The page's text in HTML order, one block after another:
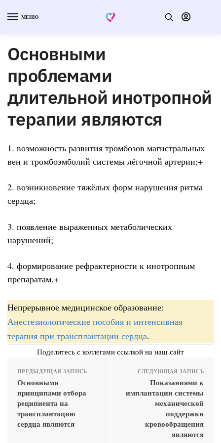
МЕНЮ
Основными
проблемами
длительной инотропной
терапии являются
1. возможность развития тромбозов магистральных
вен и тромбоэмболий системы лёгочной артерии;+
2. возникновение тяжёлых форм нарушения ритма
сердца;
3. появление выраженных метаболических
нарушений;
4. формирование рефрактерности к инотропным
препаратам.+
Непрерывное медицинское образование:
Анестезиологические пособия и интенсивная
терапия при трансплантации сердца.
Поделитесь с коллегами ссылкой на наш сайт
ПРЕДЫДУЩАЯ ЗАПИСЬ
Основными
принципами отбора
реципиента на
трансплантацию
сердца являются
СЛЕДУЮЩАЯ ЗАПИСЬ
Показаниями к
имплантации системы
механической
поддержки
кровообращения
являются